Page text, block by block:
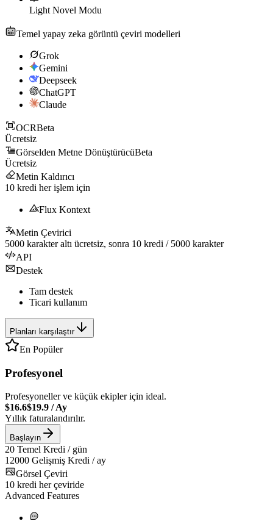
Light Novel Modu
Temel yapay zeka görüntü çeviri modelleri
Grok
Gemini
Deepseek
ChatGPT
Claude
OCRBeta
Ücretsiz
Görselden Metne DönüştürücüBeta
Ücretsiz
Metin Kaldırıcı
10 kredi her işlem için
Flux Kontext
Metin Çevirici
5000 karakter altı ücretsiz, sonra 10 kredi / 5000 karakter
API
Destek
Tam destek
Ticari kullanım
Planları karşılaştır
En Popüler
Profesyonel
Profesyoneller ve küçük ekipler için ideal.
$16.6$19.9 /Ay
Yıllık faturalandırılır.
Başlayın
20 Temel Kredi / gün
12000 Gelişmiş Kredi / ay
Görsel Çeviri
10 kredi her çeviride
Advanced Features